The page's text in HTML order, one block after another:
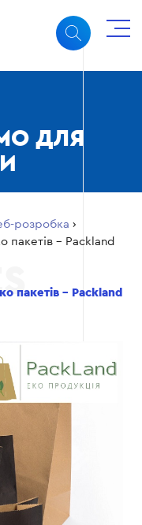
ДЛЯ
розробка ›
пакетів – Packland
пакетів – Packland